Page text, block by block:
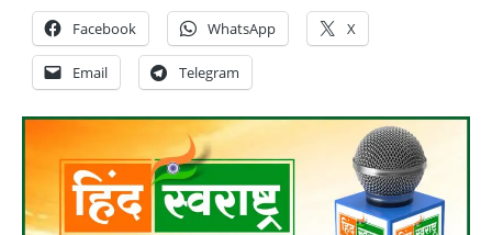
Facebook WhatsApp X
Email Telegram